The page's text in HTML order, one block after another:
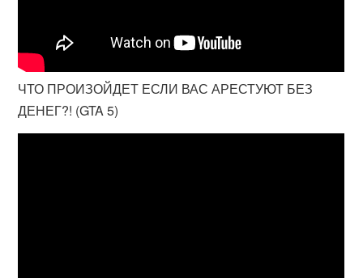
ЧТО ПРОИЗОЙДЕТ ЕСЛИ ВАС АРЕСТУЮТ БЕЗ
ДЕНЕГ?! (GTA 5)